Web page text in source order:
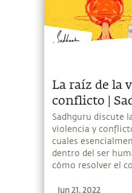
La raíz de la
conflicto |
Sadhguru discute
violencia y
cuales
dentro del ser
cómo resolver el
el cuerpo y la
Jun 21, 2022